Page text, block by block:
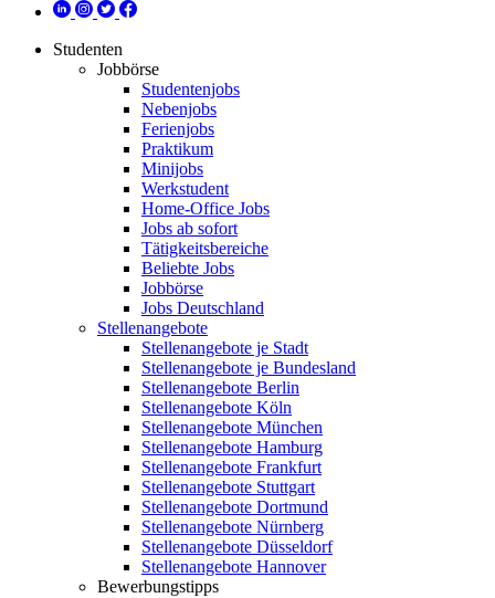
Studenten
Jobbörse
Studentenjobs
Nebenjobs
Ferienjobs
Praktikum
Minijobs
Werkstudent
Home-Office Jobs
Jobs ab sofort
Tätigkeitsbereiche
Beliebte Jobs
Jobbörse
Jobs Deutschland
Stellenangebote
Stellenangebote je Stadt
Stellenangebote je Bundesland
Stellenangebote Berlin
Stellenangebote Köln
Stellenangebote München
Stellenangebote Hamburg
Stellenangebote Frankfurt
Stellenangebote Stuttgart
Stellenangebote Dortmund
Stellenangebote Nürnberg
Stellenangebote Düsseldorf
Stellenangebote Hannover
Bewerbungstipps